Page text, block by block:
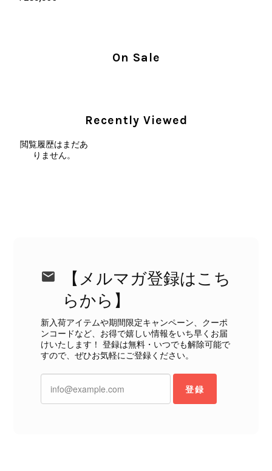
じていただけたようで、スタッフ一同
などございましたら、いつでもお気軽
にご相談ください。 またご縁がござ
2026/08/01
外装内装ともにAランクの商品を購入しました。 しかし、実際に
届いた商品は、写真には写っていない内側の蛇腹部分と全面ポケ
ットにカビがびっしりと生えていました。 とてもAランクとは思
On Sale
Recently Viewed
閲覧履歴はまだあ
りません。
【メルマガ登録はこち
らから】
新入荷アイテムや期間限定キャンペーン、クーポ
ンコードなど、お得で嬉しい情報をいち早くお届
けいたします！ 登録は無料・いつでも解除可能で
すので、ぜひお気軽にご登録ください。
登録